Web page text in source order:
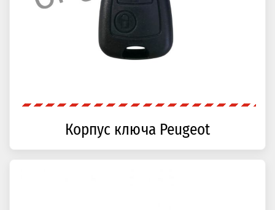
Корпус ключа Peugeot